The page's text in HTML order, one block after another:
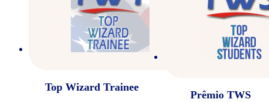
Top Wizard Trainee
Prêmio TWS